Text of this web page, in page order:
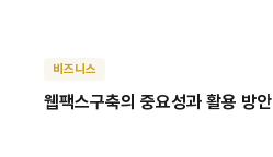
비즈니스
웹팩스구축의 중요성과 활용 방안